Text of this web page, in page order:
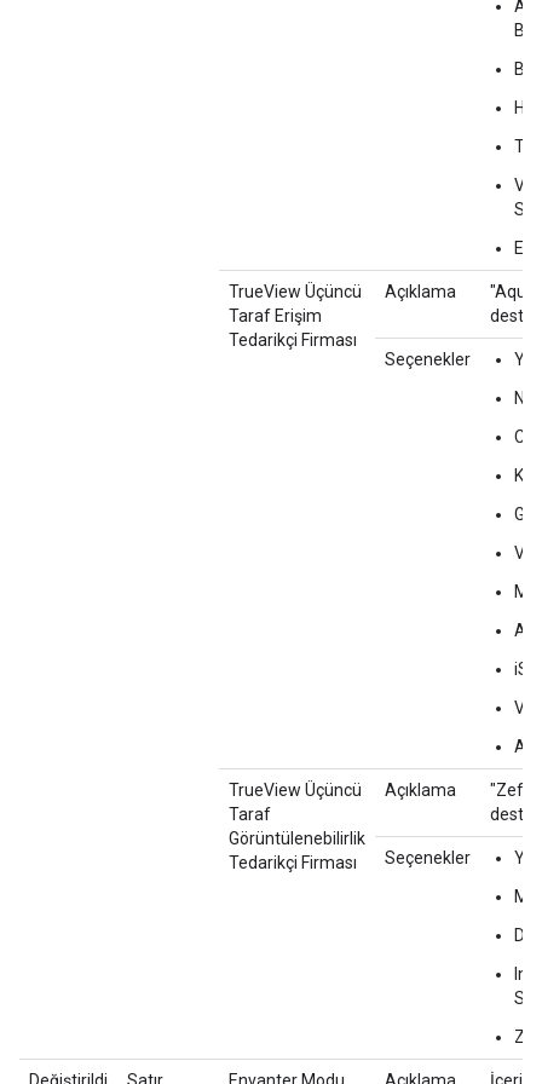
Ev
TrueView Üçüncü
Taraf Erişim
Tedarikçi Firması
Açıklama
Seçenekler
Yok
TrueView Üçüncü
Taraf
Görüntülenebilirlik
Tedarikçi Firması
Açıklama
"Zefr"
Seçenekler
Yok